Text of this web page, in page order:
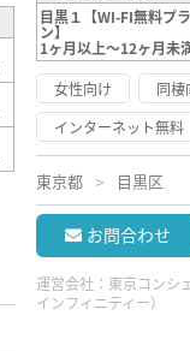
目黒１【WI-FI無料プラ
ン】
1ヶ月以上～12ヶ月未
女性向け 同棲
インターネット無料
東京都 目黒区
お問合わせ
運営会社： 東京コンシ
インフィニティー）